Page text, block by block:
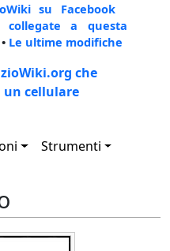
su Facebook
collegate a questa
Le ultime modifiche
che
un cellulare
Strumenti